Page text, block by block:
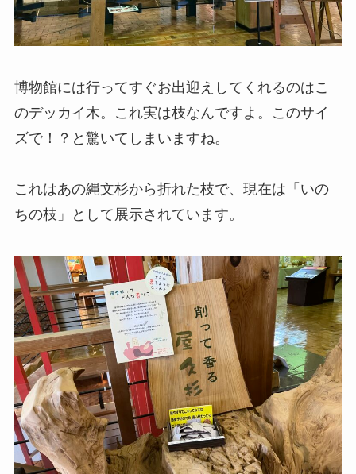
博物館には行ってすぐお出迎えしてくれるのはこ
のデッカイ木。これ実は枝なんですよ。このサイ
ズで！？と驚いてしまいますね。
これはあの縄文杉から折れた枝で、現在は「いの
ちの枝」として展示されています。